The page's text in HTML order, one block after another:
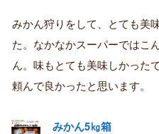
証
済
み
購
者
みかん狩りをして、とても美
た。なかなかスーパーではこ
ん。味もとても美味しかったで
頼んで良かったと思います。
みかん5㎏箱